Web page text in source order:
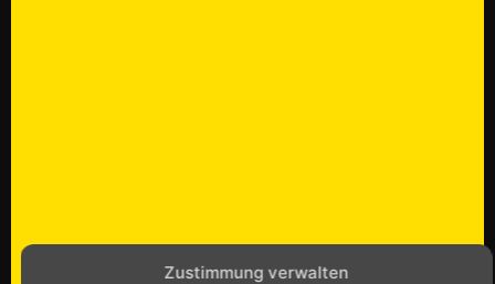
Zustimmung verwalten